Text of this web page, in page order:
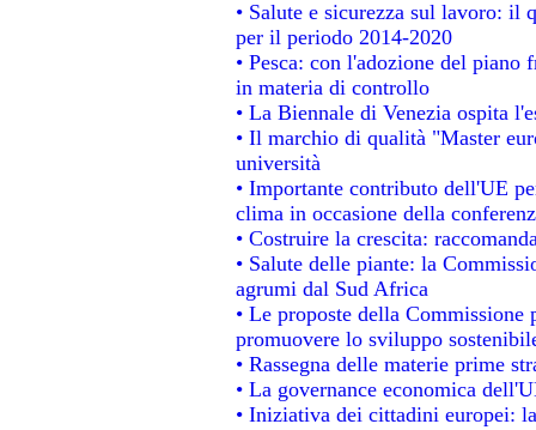
• Salute e sicurezza sul lavoro:
per il periodo 2014-2020
• Pesca: con l'adozione del
in materia di controllo
• La Biennale di Venezia ospita
• Il marchio di qualità "Master
università
• Importante contributo dell'UE
clima in occasione della
• Costruire la crescita:
• Salute delle piante: la
agrumi dal Sud Africa
• Le proposte della
promuovere lo sviluppo
• Rassegna delle materie prime
• La governance economica
• Iniziativa dei cittadini europei: